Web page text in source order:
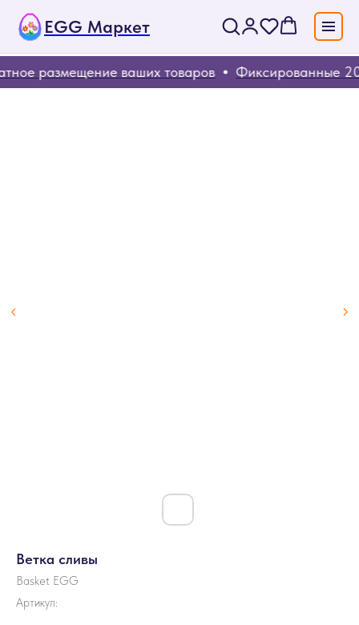
EGG Маркет
размещение ваших товаров Фиксированные
Ветка сливы
Basket EGG
Артикул: